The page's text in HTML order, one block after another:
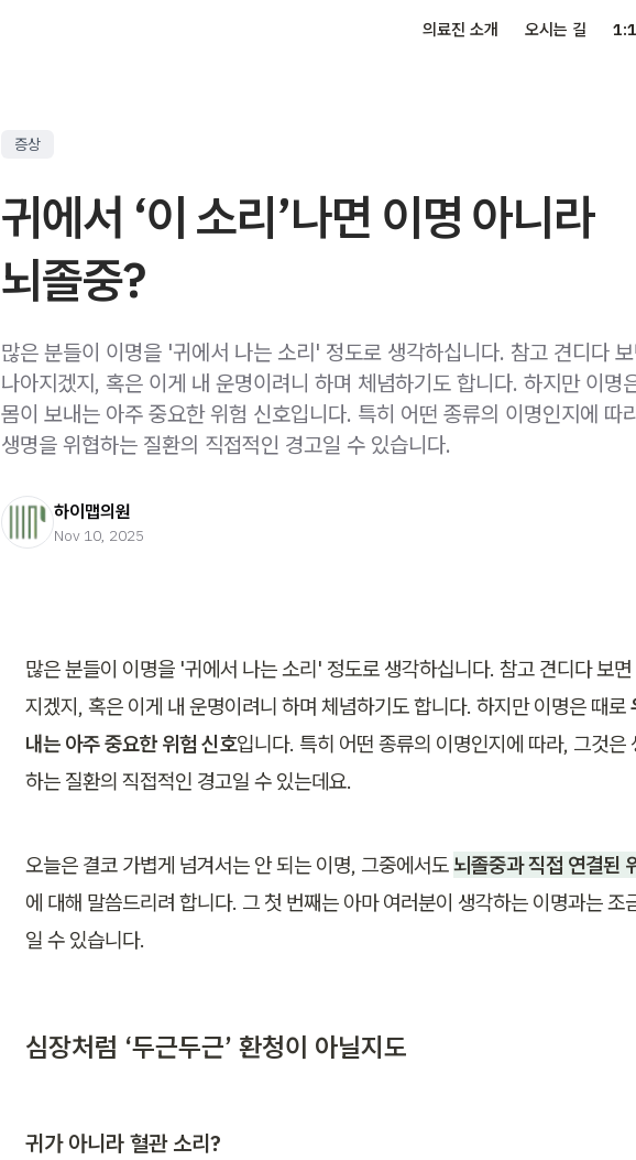
의료진 소개 오시는 길
증상
귀에서 ‘이 소리’나면 이명 아니라
뇌졸중?
많은 분들이 이명을 '귀에서 나는 소리' 정도로 생각하십니다. 참고 견디다
나아지겠지, 혹은 이게 내 운명이려니 하며 체념하기도 합니다. 하지만 이명
몸이 보내는 아주 중요한 위험 신호입니다. 특히 어떤 종류의 이명인지에 따
생명을 위협하는 질환의 직접적인 경고일 수 있습니다.
하이맵의원
Nov 10, 2025
많은 분들이 이명을 '귀에서 나는 소리' 정도로 생각하십니다. 참고 견디다 보
지겠지, 혹은 이게 내 운명이려니 하며 체념하기도 합니다. 하지만 이명은 때로
내는 아주 중요한 위험 신호입니다. 특히 어떤 종류의 이명인지에 따라, 그것은
하는 질환의 직접적인 경고일 수 있는데요.
오늘은 결코 가볍게 넘겨서는 안 되는 이명, 그중에서도 뇌졸중과 직접 연결된
에 대해 말씀드리려 합니다. 그 첫 번째는 아마 여러분이 생각하는 이명과는 조
일 수 있습니다.
심장처럼 ‘두근두근’ 환청이 아닐지도
귀가 아니라 혈관 소리?